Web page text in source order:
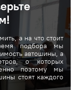
а на что стоит
подбора мы
автошины, а
о которых
поэтому мы
стоят каждого